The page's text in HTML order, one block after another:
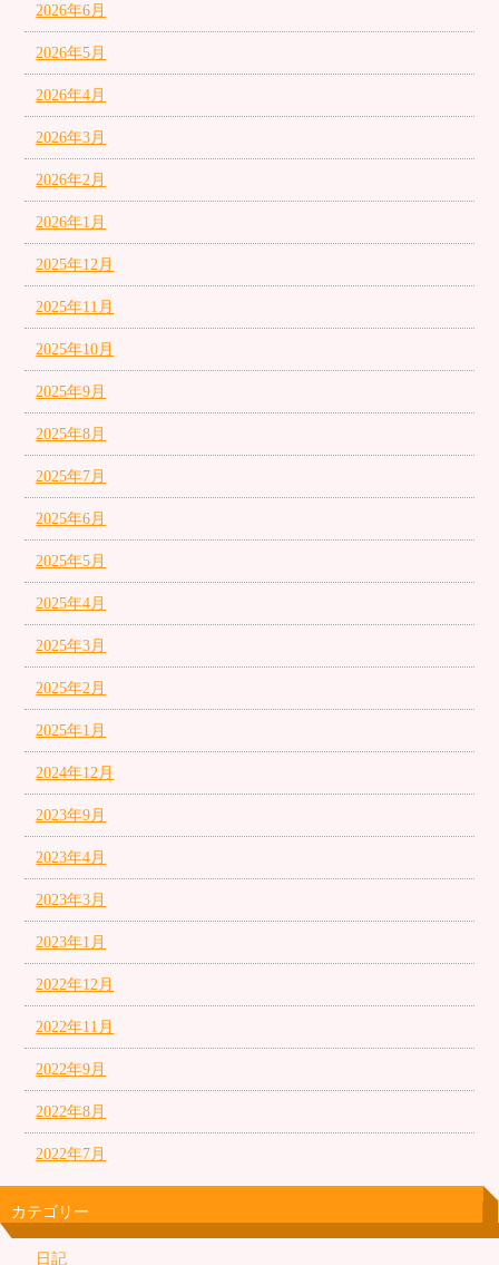
2026年6月
2026年5月
2026年4月
2026年3月
2026年2月
2026年1月
2025年12月
2025年11月
2025年10月
2025年9月
2025年8月
2025年7月
2025年6月
2025年5月
2025年4月
2025年3月
2025年2月
2025年1月
2024年12月
2023年9月
2023年4月
2023年3月
2023年1月
2022年12月
2022年11月
2022年9月
2022年8月
2022年7月
カテゴリー
日記